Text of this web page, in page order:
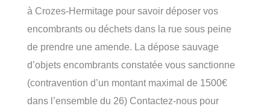
à Crozes-Hermitage pour savoir déposer vos
encombrants ou déchets dans la rue sous peine
de prendre une amende. La dépose sauvage
d’objets encombrants constatée vous sanctionne
(contravention d’un montant maximal de 1500€
dans l’ensemble du 26) Contactez-nous pour